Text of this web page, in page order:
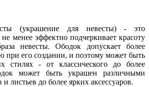
(украшение для невесты) - это
менее эффектно подчеркивает красоту
невесты. Ободок допускает более
при его создании, и поэтому может быть
стилях - от классического до более
может быть украшен различными
и листьев до более ярких аксессуаров.